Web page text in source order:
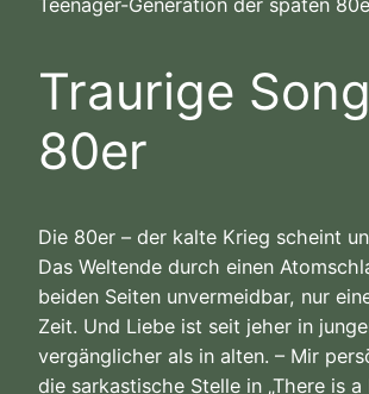
Teenager-Generation der späten
Traurige
80er
Die 80er – der kalte Krieg scheint
Das Weltende durch einen
beiden Seiten unvermeidbar, nur
Zeit. Und Liebe ist seit jeher in
vergänglicher als in alten. – Mir
die sarkastische Stelle in „There is